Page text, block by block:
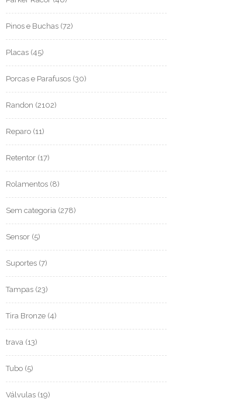
Pinos e Buchas (72)
Placas (45)
Porcas e Parafusos (30)
Randon (2102)
Reparo (11)
Retentor (17)
Rolamentos (8)
Sem categoria (278)
Sensor (5)
Suportes (7)
Tampas (23)
Tira Bronze (4)
trava (13)
Tubo (5)
Válvulas (19)